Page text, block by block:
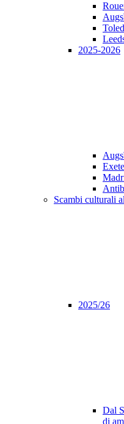
2025-2026
Scambi culturali
2025/26
Dal
di